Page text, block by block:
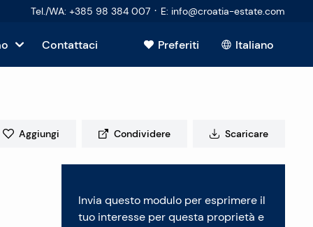
Tel./WA: +385 98 384 007 · E: info@croatia-estate.com
Contattaci Preferiti Italiano
Mostra tutto
Aggiungi Condividere Scaricare
Invia questo modulo per esprimere il
tuo interesse per questa proprietà e